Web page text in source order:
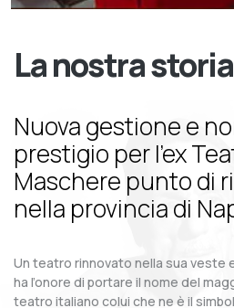
La nostra storia
Nuova gestione e
prestigio per l’ex
Maschere punto di
nella provincia di
Un teatro rinnovato nella sua veste
ha l’onore di portare il nome del
teatro italiano colui che ne è il